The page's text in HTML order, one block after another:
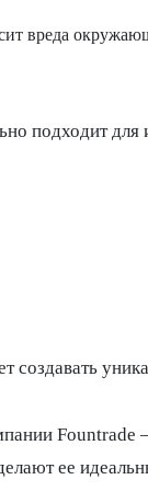
вреда
подходит для
создавать
Fountrade
ее